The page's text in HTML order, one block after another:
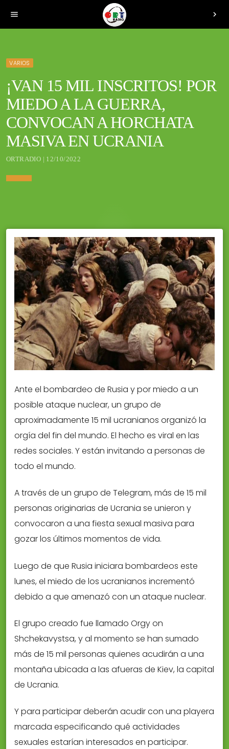
menu chevron_right
VARIOS
¡VAN 15 MIL INSCRITOS! POR
MIEDO A LA GUERRA,
CONVOCAN A HORCHATA
MASIVA EN UCRANIA
ORTRADIO | 12/10/2022
Ante el bombardeo de Rusia y por miedo a un
posible ataque nuclear, un grupo de
aproximadamente 15 mil ucranianos organizó la
orgía del fin del mundo. El hecho es viral en las
redes sociales. Y están invitando a personas de
todo el mundo.
A través de un grupo de Telegram, más de 15 mil
personas originarias de Ucrania se unieron y
convocaron a una fiesta sexual masiva para
gozar los últimos momentos de vida.
Luego de que Rusia iniciara bombardeos este
lunes, el miedo de los ucranianos incrementó
debido a que amenazó con un ataque nuclear.
El grupo creado fue llamado Orgy on
Shchekavystsa, y al momento se han sumado
más de 15 mil personas quienes acudirán a una
montaña ubicada a las afueras de Kiev, la capital
de Ucrania.
Y para participar deberán acudir con una playera
marcada especificando qué actividades
sexuales estarían interesados en participar.